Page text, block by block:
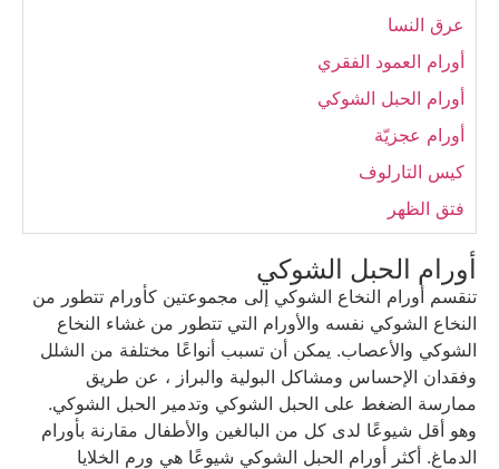
عرق النسا
أورام العمود الفقري
أورام الحبل الشوكي
أورام عجزيّة
كيس التارلوف
فتق الظهر
أورام الحبل الشوكي
تنقسم أورام النخاع الشوكي إلى مجموعتين كأورام تتطور من
النخاع الشوكي نفسه والأورام التي تتطور من غشاء النخاع
الشوكي والأعصاب. يمكن أن تسبب أنواعًا مختلفة من الشلل
وفقدان الإحساس ومشاكل البولية والبراز ، عن طريق
ممارسة الضغط على الحبل الشوكي وتدمير الحبل الشوكي.
وهو أقل شيوعًا لدى كل من البالغين والأطفال مقارنة بأورام
الدماغ. أكثر أورام الحبل الشوكي شيوعًا هي ورم الخلايا